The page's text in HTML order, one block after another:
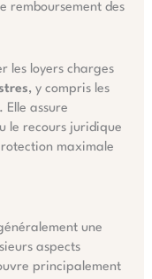
remboursement des
les loyers charges
, y compris les
assure
le recours juridique
maximale
une
aspects
principalement